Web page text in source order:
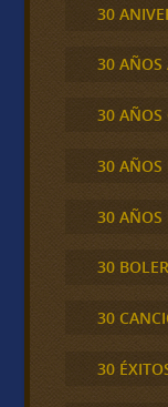
30
30 AÑOS
30 AÑOS
30 AÑOS
30 AÑOS
30
30
30